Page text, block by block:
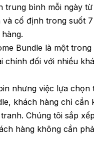
trung bình mỗi ngày từ
cố định trong suốt 7
Bundle là một trong
chính đối với nhiều
nhưng việc lựa chọn
khách hàng chỉ cần
Chúng tôi sắp
hàng không cần